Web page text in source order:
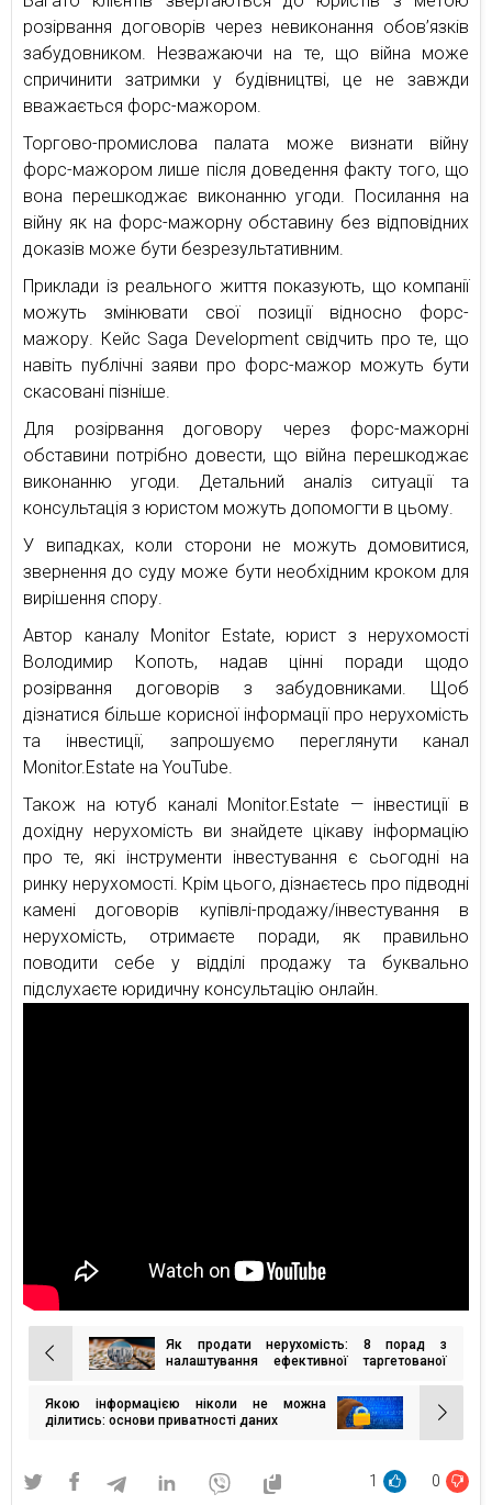
розірвання договорів через невиконання обов’язків
забудовником. Незважаючи на те, що війна може
спричинити затримки у будівництві, це не завжди
вважається форс-мажором.
Торгово-промислова палата може визнати війну
форс-мажором лише після доведення факту того, що
вона перешкоджає виконанню угоди. Посилання на
війну як на форс-мажорну обставину без відповідних
доказів може бути безрезультативним.
Приклади із реального життя показують, що компанії
можуть змінювати свої позиції відносно форс-
мажору. Кейс Saga Development свідчить про те, що
навіть публічні заяви про форс-мажор можуть бути
скасовані пізніше.
Для розірвання договору через форс-мажорні
обставини потрібно довести, що війна перешкоджає
виконанню угоди. Детальний аналіз ситуації та
консультація з юристом можуть допомогти в цьому.
У випадках, коли сторони не можуть домовитися,
звернення до суду може бути необхідним кроком для
вирішення спору.
Автор каналу Monitor Estate, юрист з нерухомості
Володимир Копоть, надав цінні поради щодо
розірвання договорів з забудовниками. Щоб
дізнатися більше корисної інформації про нерухомість
та інвестиції, запрошуємо переглянути канал
Monitor.Estate на YouTube.
Також на ютуб каналі Monitor.Estate — інвестиції в
дохідну нерухомість ви знайдете цікаву інформацію
про те, які інструменти інвестування є сьогодні на
ринку нерухомості. Крім цього, дізнаєтесь про підводні
камені договорів купівлі-продажу/інвестування в
нерухомість, отримаєте поради, як правильно
поводити себе у відділі продажу та буквально
підслухаєте юридичну консультацію онлайн.
Навігація
записів
Як продати нерухомість: 8 порад з
налаштування ефективної таргетованої
Якою інформацією ніколи не можна
ділитись: основи приватності даних
1 0